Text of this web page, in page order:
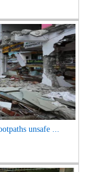
unsafe ...